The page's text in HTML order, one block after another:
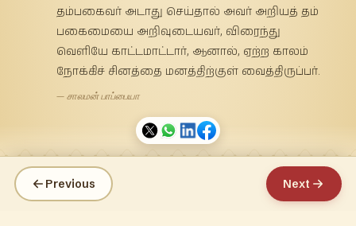
தம்பகைவர் அடாது செய்தால் அவர் அறியத் தம்
பகைமையை அறிவுடையவர், விரைந்து
வெளியே காட்டமாட்டார், ஆனால், ஏற்ற காலம்
நோக்கிச் சினத்தை மனத்திற்குள் வைத்திருப்பர்.
— சாலமன் பாப்பையா
Previous Next